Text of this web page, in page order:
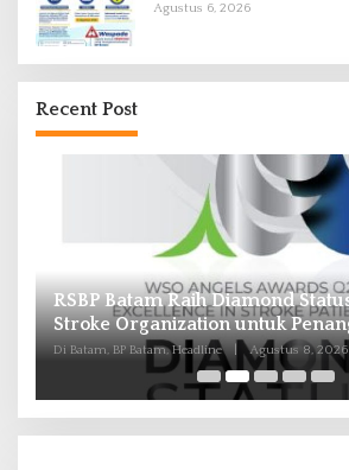
Agustus 6, 2026
Recent Post
RSBP Batam Raih Diamond
Stroke Organization untuk
Berstandar Internasional
Di Batam, BP Batam, Headline Agustus 8, 2026